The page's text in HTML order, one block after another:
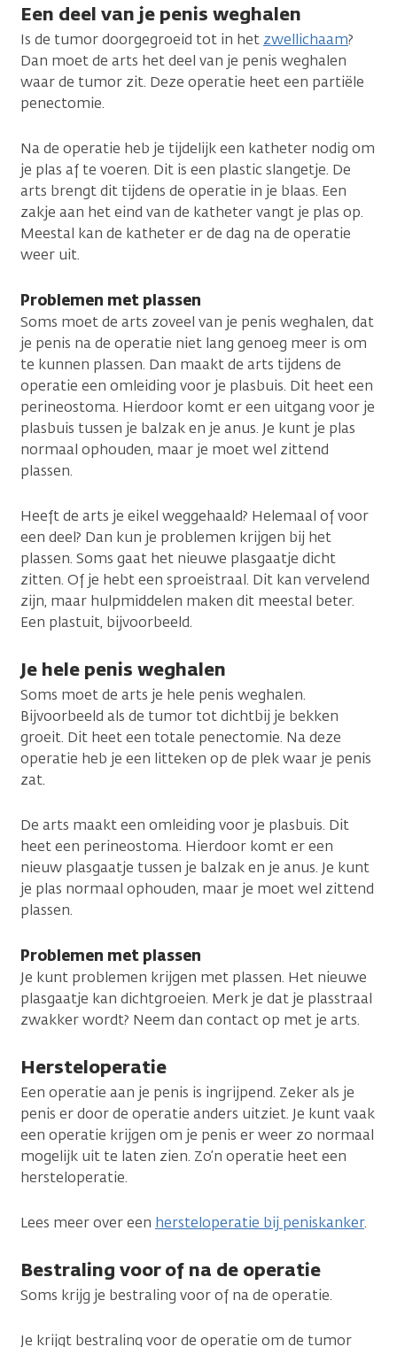
Een deel van je penis weghalen
Is de tumor doorgegroeid tot in het zwellichaam?
Dan moet de arts het deel van je penis weghalen
waar de tumor zit. Deze operatie heet een partiële
penectomie.
Na de operatie heb je tijdelijk een katheter nodig om
je plas af te voeren. Dit is een plastic slangetje. De
arts brengt dit tijdens de operatie in je blaas. Een
zakje aan het eind van de katheter vangt je plas op.
Meestal kan de katheter er de dag na de operatie
weer uit.
Problemen met plassen
Soms moet de arts zoveel van je penis weghalen, dat
je penis na de operatie niet lang genoeg meer is om
te kunnen plassen. Dan maakt de arts tijdens de
operatie een omleiding voor je plasbuis. Dit heet een
perineostoma. Hierdoor komt er een uitgang voor je
plasbuis tussen je balzak en je anus. Je kunt je plas
normaal ophouden, maar je moet wel zittend
plassen.
Heeft de arts je eikel weggehaald? Helemaal of voor
een deel? Dan kun je problemen krijgen bij het
plassen. Soms gaat het nieuwe plasgaatje dicht
zitten. Of je hebt een sproeistraal. Dit kan vervelend
zijn, maar hulpmiddelen maken dit meestal beter.
Een plastuit, bijvoorbeeld.
Je hele penis weghalen
Soms moet de arts je hele penis weghalen.
Bijvoorbeeld als de tumor tot dichtbij je bekken
groeit. Dit heet een totale penectomie. Na deze
operatie heb je een litteken op de plek waar je penis
zat.
De arts maakt een omleiding voor je plasbuis. Dit
heet een perineostoma. Hierdoor komt er een
nieuw plasgaatje tussen je balzak en je anus. Je kunt
je plas normaal ophouden, maar je moet wel zittend
plassen.
Problemen met plassen
Je kunt problemen krijgen met plassen. Het nieuwe
plasgaatje kan dichtgroeien. Merk je dat je plasstraal
zwakker wordt? Neem dan contact op met je arts.
Hersteloperatie
Een operatie aan je penis is ingrijpend. Zeker als je
penis er door de operatie anders uitziet. Je kunt vaak
een operatie krijgen om je penis er weer zo normaal
mogelijk uit te laten zien. Zo’n operatie heet een
hersteloperatie.
Lees meer over een hersteloperatie bij peniskanker.
Bestraling voor of na de operatie
Soms krijg je bestraling voor of na de operatie.
Je krijgt bestraling voor de operatie om de tumor